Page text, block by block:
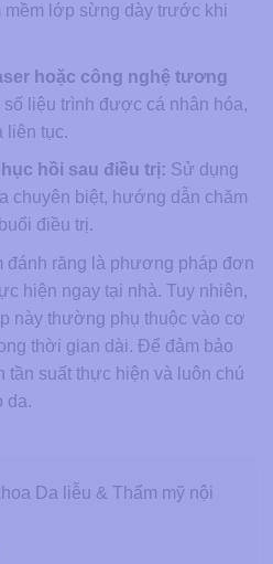
mềm lớp sừng dày trước khi
hoặc công nghệ tương
liệu trình được cá nhân hóa,
liên tục.
hồi sau điều trị: Sử dụng
chuyên biệt, hướng dẫn chăm
điều trị.
đánh răng là phương pháp đơn
hiện ngay tại nhà. Tuy nhiên,
này thường phụ thuộc vào cơ
thời gian dài. Để đảm bảo
tần suất thực hiện và luôn chú
da.
Da liễu & Thẩm mỹ nội